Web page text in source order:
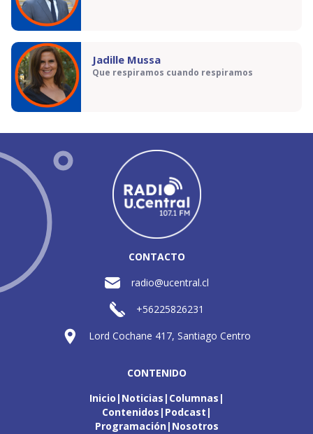
Jadille Mussa
Que respiramos cuando respiramos
CONTACTO
radio@ucentral.cl
+56225826231
Lord Cochane 417, Santiago Centro
CONTENIDO
Inicio Noticias Columnas
Contenidos Podcast
Programación Nosotros